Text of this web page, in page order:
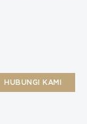
HUBUNGI KAMI